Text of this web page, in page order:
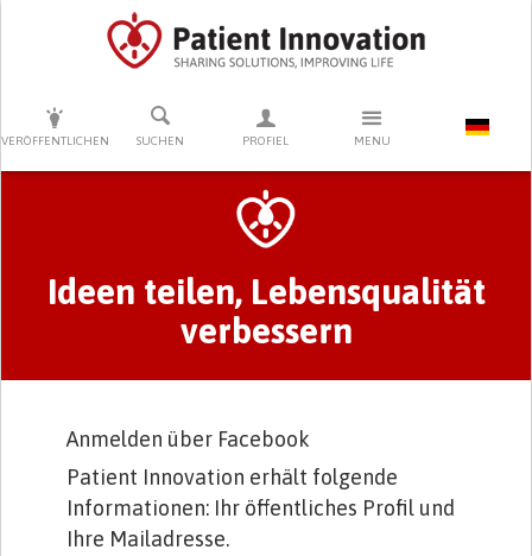
VERÖFFENTLICHEN SUCHEN PROFIEL MENU
DRÜCKEN SIE AUF ENTER UM DIE SUCHE ZU STARTEN
Ideen teilen, Lebensqualität
verbessern
Anmelden über Facebook
Patient Innovation erhält folgende
Informationen: Ihr öffentliches Profil und
Ihre Mailadresse.